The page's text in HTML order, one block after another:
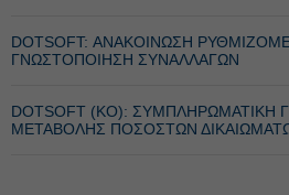
DOTSOFT: ΑΝΑΚΟΙΝΩΣΗ
ΓΝΩΣΤΟΠΟΙΗΣΗ ΣΥΝΑΛΛΑΓΩΝ
DOTSOFT (ΚΟ): ΣΥΜΠΛΗΡΩΜΑΤΙΚΗ
ΜΕΤΑΒΟΛΗΣ ΠΟΣΟΣΤΩΝ